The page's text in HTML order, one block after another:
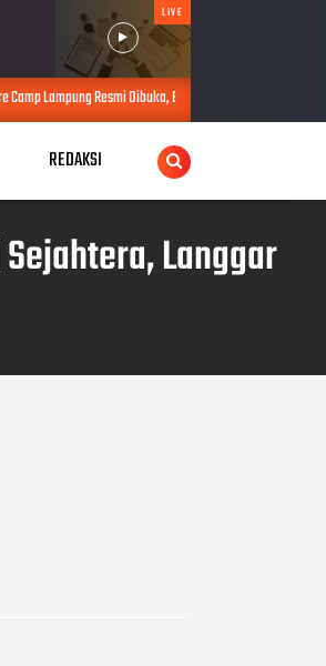
LIVE
Bupati Tubaba Ajak Sinergi Perkuat Pembangunan
REDAKSI
Langgar